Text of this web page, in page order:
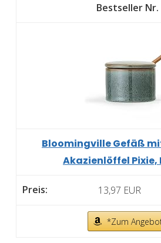
Bloomingville Gefäß
Akazienlöffel Pixie,
13,97 EUR
*Zum